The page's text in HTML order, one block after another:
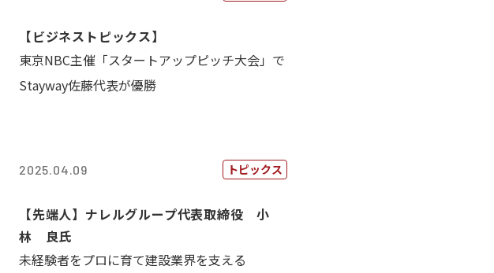
【ビジネストピックス】
東京NBC主催「スタートアップピッチ大会」で
Stayway佐藤代表が優勝
2025.04.09 トピックス
【先端人】ナレルグループ代表取締役 小
林 良氏
未経験者をプロに育て建設業界を支える